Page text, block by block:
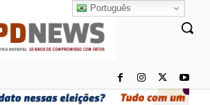
Português